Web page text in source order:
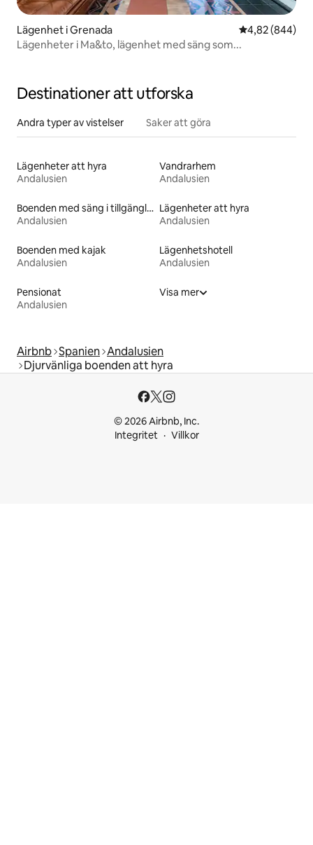
Lägenhet i Grenada 4,82 av 5 i
4,82 (844)
Lägenheter i Ma&to, lägenhet med säng som...
Destinationer att utforska
Andra typer av vistelser Saker att göra
Lägenheter att hyra
Andalusien
Vandrarhem
Andalusien
Boenden med säng i tillgänglighetsanpassad höjd
Andalusien
Lägenheter att hyra
Andalusien
Boenden med kajak
Andalusien
Lägenhetshotell
Andalusien
Pensionat
Andalusien
Visa mer
Airbnb Spanien Andalusien
Djurvänliga boenden att hyra
© 2026 Airbnb, Inc.
Integritet
Villkor